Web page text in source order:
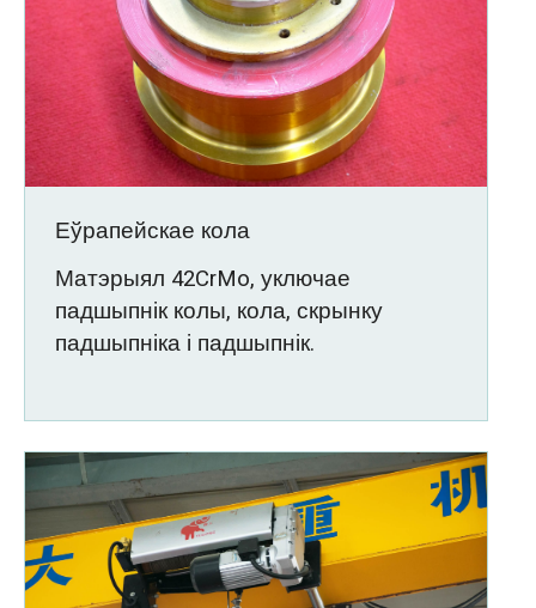
Еўрапейскае кола
Матэрыял 42CrMo, уключае
падшыпнік колы, кола, скрынку
падшыпніка і падшыпнік.